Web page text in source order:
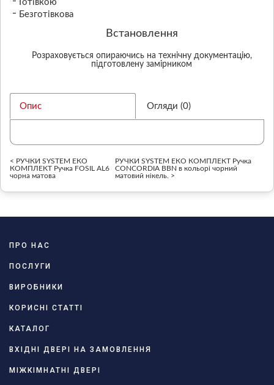
Готівкою
Безготівкова
Встановлення
Розраховується опираючись на технічну документацію,
підготовлену замірником
Опис Огляди (0)
< РУЧКИ SYSTEM ЕКО
КОМПЛЕКТ Ручка FOSIL AL6
чорна матова
РУЧКИ SYSTEM ЕКО КОМПЛЕКТ Ручка
CONCORDIA BBN в кольорі чорний
матовий нікель. >
ПРО НАС
ПОСЛУГИ
ВИРОБНИКИ
КОРИСНІ СТАТТІ
КАТАЛОГ
ВХІДНІ ДВЕРІ НА ЗАМОВЛЕННЯ
МІЖКІМНАТНІ ДВЕРІ